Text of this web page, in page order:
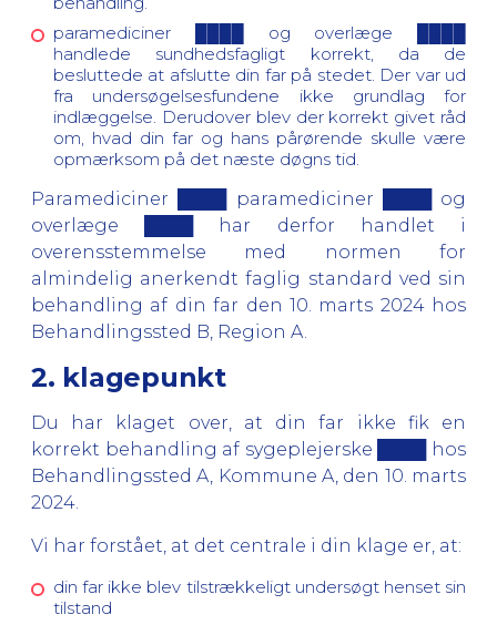
paramediciner ████ og overlæge ████
handlede sundhedsfagligt korrekt, da de
besluttede at afslutte din far på stedet. Der var ud
fra undersøgelsesfundene ikke grundlag for
indlæggelse. Derudover blev der korrekt givet råd
om, hvad din far og hans pårørende skulle være
opmærksom på det næste døgns tid.
Paramediciner ████ paramediciner ████ og
overlæge ████ har derfor handlet i
overensstemmelse med normen for
almindelig anerkendt faglig standard ved sin
behandling af din far den 10. marts 2024 hos
Behandlingssted B, Region A.
2. klagepunkt
Du har klaget over, at din far ikke fik en
korrekt behandling af sygeplejerske ████ hos
Behandlingssted A, Kommune A, den 10. marts
2024.
Vi har forstået, at det centrale i din klage er, at:
din far ikke blev tilstrækkeligt undersøgt henset sin
tilstand